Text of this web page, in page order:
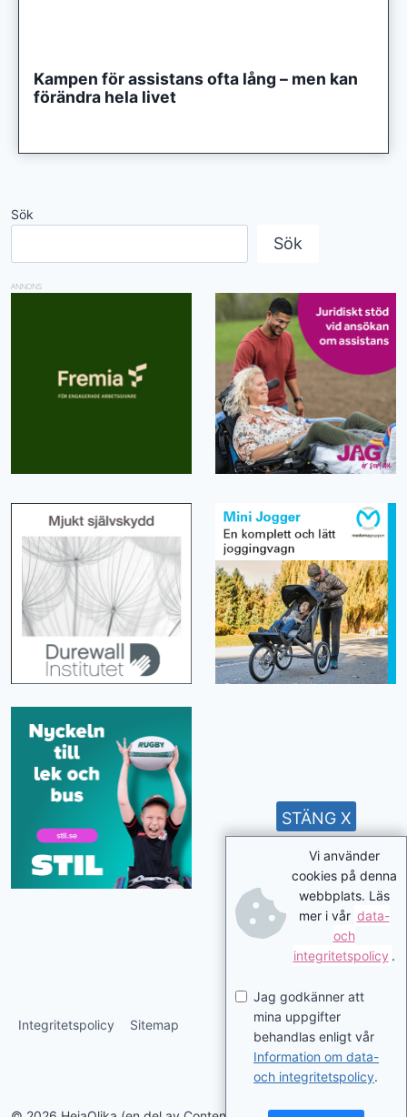
Kampen för assistans ofta lång – men kan
förändra hela livet
Sök
Sök
ANNONS
Integritetspolicy Sitemap
Vi använder
cookies på denna
webbplats. Läs
mer i vår data-
och
integritetspolicy .
Jag godkänner att
mina uppgifter
behandlas enligt vår
Information om data-
och integritetspolicy.
STÄNG X